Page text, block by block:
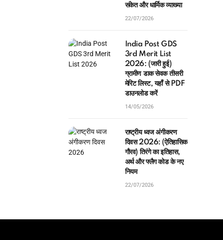
संकेत और धार्मिक व्याख्या
22/07/2026
India Post GDS
3rd Merit List
2026: (जारी हुई)
ग्रामीण डाक सेवक तीसरी
मेरिट लिस्ट, यहाँ से PDF
डाउनलोड करें
14/05/2026
राष्ट्रीय ध्वज अंगीकरण
दिवस 2026: (ऐतिहासिक
गौरव) तिरंगे का इतिहास,
अर्थ और फ्लैग कोड के नए
नियम
22/07/2026